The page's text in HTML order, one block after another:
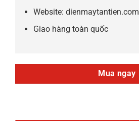
Website: dienmaytantien.com
Giao hàng toàn quốc
Mua ngay